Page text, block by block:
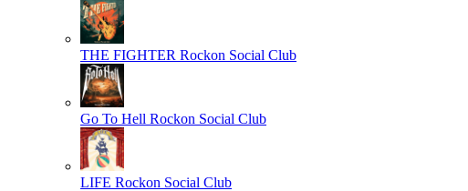
THE FIGHTER Rockon Social Club
Go To Hell Rockon Social Club
LIFE Rockon Social Club